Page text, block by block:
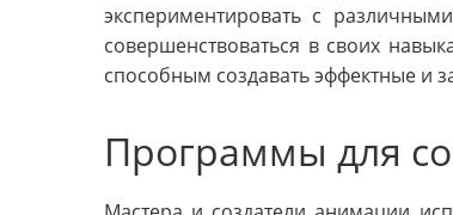
экспериментировать с
совершенствоваться в своих
способным создавать эффектные и
Программы для